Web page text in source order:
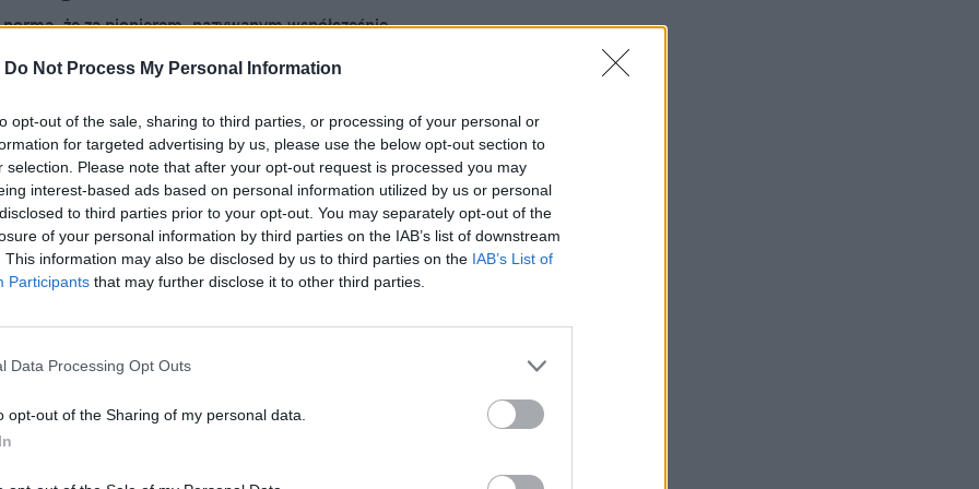
Do Not Process My Personal Information
opt-out of the sale, sharing to third parties, or processing of your personal or
for targeted advertising by us, please use the below opt-out section to
selection. Please note that after your opt-out request is processed you may
interest-based ads based on personal information utilized by us or personal
to third parties prior to your opt-out. You may separately opt-out of the
of your personal information by third parties on the IAB’s list of downstream
This information may also be disclosed by us to third parties on the IAB’s List of
Participants that may further disclose it to other third parties.
Data Processing Opt Outs
opt-out of the Sharing of my personal data.
że za pionierem, nazywanym współcześnie
powielone przez konkurencję, na czym zyskują
Nie wszędzie jednak naśladownictwo się sprawdza. Bo
tylko po kimś "papugować", trzeba jeszcze umieć
skutkiem.
12:17
Bespoke - jeszcze większa
kuchni
dostępnymi w różnych kolorach i wersjach
wygląd i funkcjonalność urządzenia do
potrzeb i stylu życia. Lodówki Bespoke dostępne są